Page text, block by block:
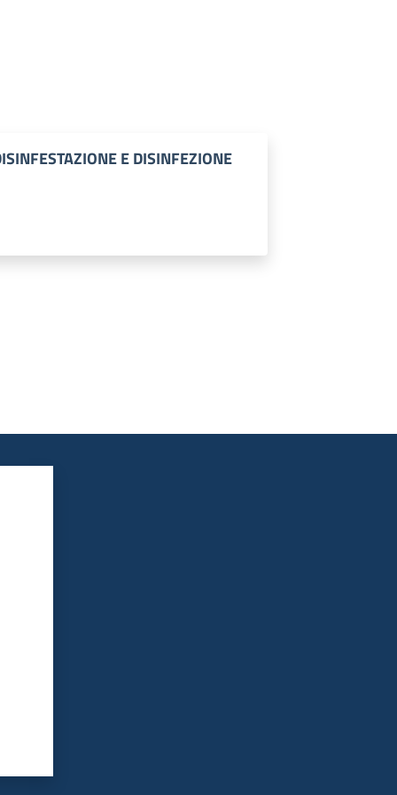
E DISINFEZIONE